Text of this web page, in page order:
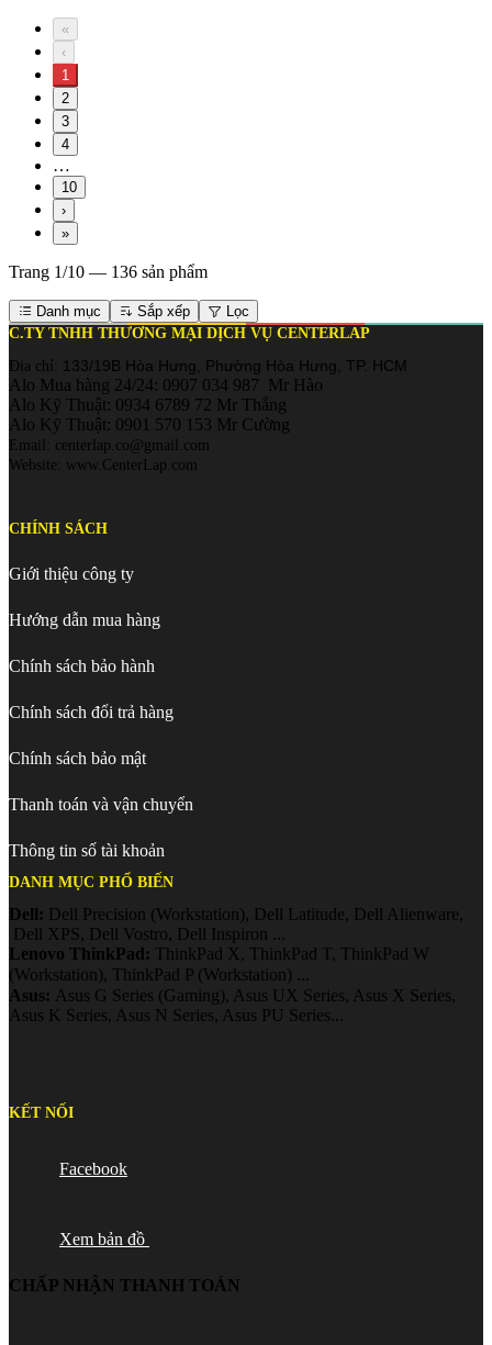
«
‹
1
2
3
4
…
10
›
»
Trang 1/10 — 136 sản phẩm
Danh mục Sắp xếp
Lọc
C.TY TNHH THƯƠNG MẠI DỊCH VỤ CENTERLAP
Địa chỉ:
133/19B Hòa Hưng, Phường Hòa Hưng, TP. HCM
Alo Mua hàng 24/24: 0907 034 987 Mr Hào
Alo Kỹ Thuật: 0934 6789 72 Mr Thắng
Alo Kỹ Thuật: 0901 570 153 Mr Cường
Email: centerlap.co@gmail.com
Website: www.CenterLap.com
CHÍNH SÁCH
Giới thiệu công ty
Hướng dẫn mua hàng
Chính sách bảo hành
Chính sách đổi trả hàng
Chính sách bảo mật
Thanh toán và vận chuyển
Thông tin số tài khoản
DANH MỤC PHỔ BIẾN
Dell: Dell Precision (Workstation), Dell Latitude, Dell Alienware,
Dell XPS, Dell Vostro, Dell Inspiron ...
Lenovo ThinkPad: ThinkPad X, ThinkPad T, ThinkPad W
(Workstation), ThinkPad P (Workstation)
Asus: Asus G Series (Gaming), Asus UX Series, Asus X Series,
Asus K Series, Asus N Series, Asus PU Series...
KẾT NỐI
Facebook
Xem bản đồ
CHẤP NHẬN THANH TOÁN